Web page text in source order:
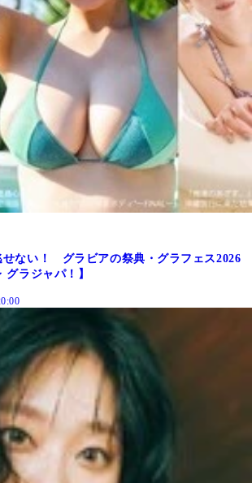
せない！ グラビアの祭典・グラフェス2026
グラジャパ！】